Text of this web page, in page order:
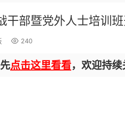
干部暨党外人士培训
240
点击这里看看，欢迎持